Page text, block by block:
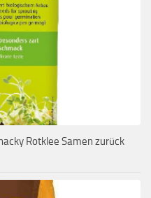
Rotklee Samen zurück